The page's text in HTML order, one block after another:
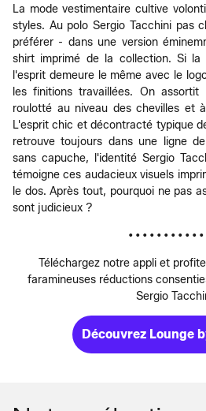
La mode vestimentaire cultive
styles. Au polo Sergio Tacchini pas
préférer - dans une version
shirt imprimé de la collection. Si la
l'esprit demeure le même avec le
les finitions travaillées. On
roulotté au niveau des chevilles et
L'esprit chic et décontracté typique
retrouve toujours dans une ligne
sans capuche, l'identité Sergio
témoigne ces audacieux visuels
le dos. Après tout, pourquoi ne pas
sont judicieux ?
• • • • • • • • • • •
Téléchargez notre appli et
faramineuses réductions
Sergio
Découvrez Lounge